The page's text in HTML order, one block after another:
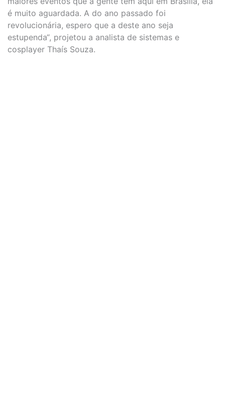
é muito aguardada. A do ano passado foi
revolucionária, espero que a deste ano seja
estupenda“, projetou a analista de sistemas e
cosplayer Thaís Souza.